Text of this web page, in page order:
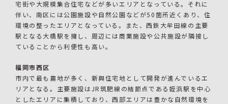
宅街や大規模集合住宅などが多いエリアとなっている。それに
伴い、南区には公園施設や自然公園などが50箇所近くあり、住
環境の整ったエリアとなっている。また、西鉄大牟田線の主要
駅となる大橋駅を擁し、周辺には商業施設や公共施設が隣接し
ていることから利便性も高い。
福岡市西区
市内で最も農地が多く、新興住宅地として開発が進んでいるエ
リアとなる。主要施設はJR筑肥線の結節点である姪浜駅を中心
としたエリアに集積しており、西部エリアは豊かな自然環境を